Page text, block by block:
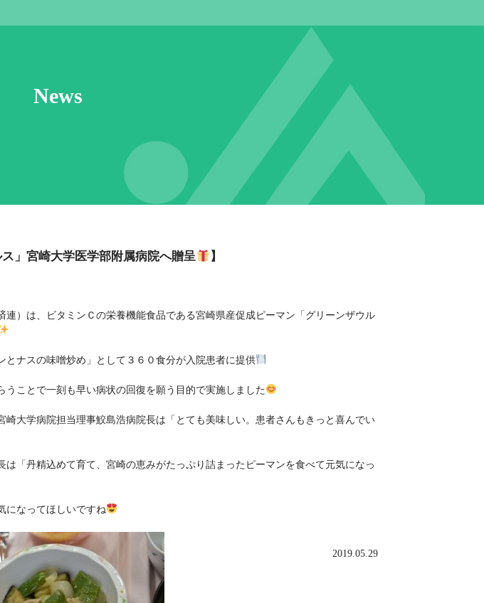
News
ス」宮崎大学医学部附属病院へ贈呈 】
）は、ビタミンＣの栄養機能食品である宮崎県産促成ピーマン「グリーンザウル
ナスの味噌炒め」として３６０食分が入院患者に提供
ことで一刻も早い病状の回復を願う目的で実施しました
大学病院担当理事鮫島浩病院長は「とても美味しい。患者さんもきっと喜んでい
「丹精込めて育て、宮崎の恵みがたっぷり詰まったピーマンを食べて元気になっ
になってほしいですね
2019.05.29